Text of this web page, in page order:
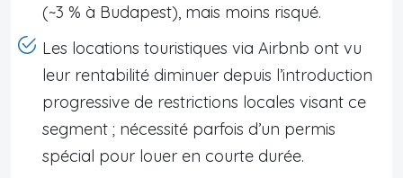
(~3 % à Budapest), mais moins risqué.
Les locations touristiques via Airbnb ont vu
leur rentabilité diminuer depuis l’introduction
progressive de restrictions locales visant ce
segment ; nécessité parfois d’un permis
spécial pour louer en courte durée.